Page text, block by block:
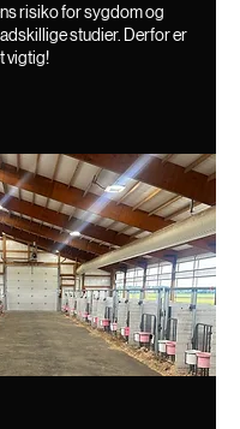
risiko for sygdom og
adskillige studier. Derfor er
vigtig!